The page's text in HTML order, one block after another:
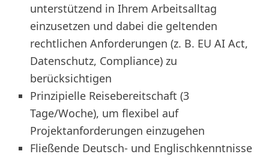
unterstützend in Ihrem Arbeitsalltag
einzusetzen und dabei die geltenden
rechtlichen Anforderungen (z. B. EU AI Act,
Datenschutz, Compliance) zu
berücksichtigen
Prinzipielle Reisebereitschaft (3
Tage/Woche), um flexibel auf
Projektanforderungen einzugehen
Fließende Deutsch- und Englischkenntnisse